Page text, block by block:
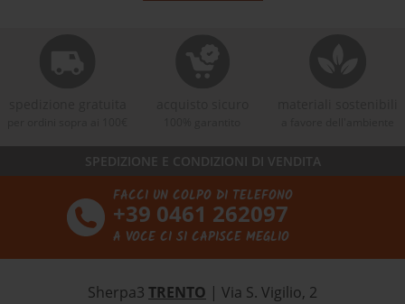
SPEDIZIONE E CONDIZIONI DI VENDITA
FACCI UN COLPO DI TELEFONO
+39 0461 262097
A VOCE CI SI CAPISCE MEGLIO
Sherpa3 TRENTO | Via S. Vigilio, 2